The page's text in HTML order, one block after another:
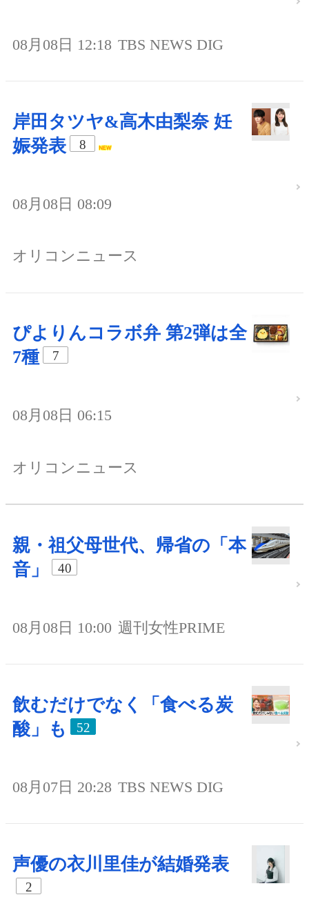
08月08日 12:18 TBS NEWS DIG
岸田タツヤ&高木由梨奈 妊
娠発表
8
08月08日 08:09
オリコンニュース
ぴよりんコラボ弁 第2弾は全
7種
7
08月08日 06:15
オリコンニュース
親・祖父母世代、帰省の「本
音」
40
08月08日 10:00 週刊女性PRIME
飲むだけでなく「食べる炭
酸」も
52
08月07日 20:28 TBS NEWS DIG
声優の衣川里佳が結婚発表
2